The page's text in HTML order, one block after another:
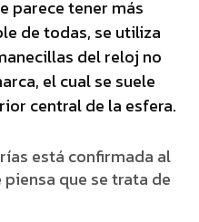
parece tener más
de todas, se utiliza
del reloj no
el cual se suele
central de la esfera.
está confirmada al
piensa que se trata de